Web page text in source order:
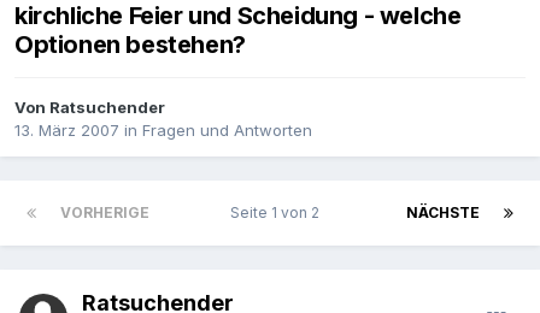
kirchliche Feier und Scheidung - welche
Optionen bestehen?
Von Ratsuchender
13. März 2007 in Fragen und Antworten
VORHERIGE NÄCHSTE
Seite 1 von 2
Ratsuchender